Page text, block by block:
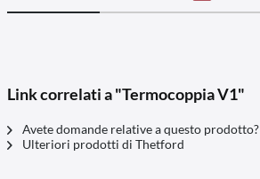
Link correlati a "Termocoppia V1"
Avete domande relative a questo prodotto?
Ulteriori prodotti di Thetford